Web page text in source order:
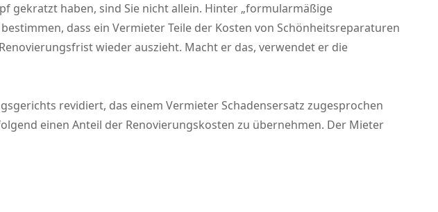
gekratzt haben, sind Sie nicht allein. Hinter „formularmäßige
dass ein Vermieter Teile der Kosten von Schönheitsreparaturen
wieder auszieht. Macht er das, verwendet er die
revidiert, das einem Vermieter Schadensersatz zugesprochen
einen Anteil der Renovierungskosten zu übernehmen. Der Mieter